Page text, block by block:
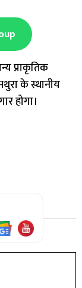
प्राकृतिक
के स्थानीय
होगा।